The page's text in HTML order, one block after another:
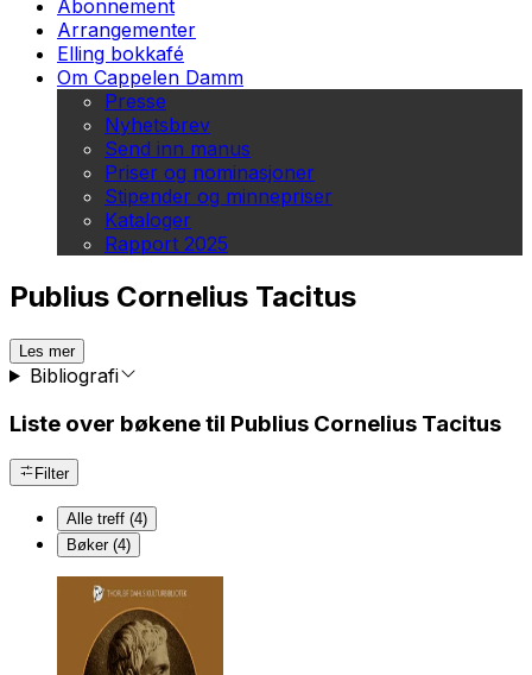
Abonnement
Arrangementer
Elling bokkafé
Om Cappelen Damm
Presse
Nyhetsbrev
Send inn manus
Priser og nominasjoner
Stipender og minnepriser
Kataloger
Rapport 2025
Publius Cornelius Tacitus
Les mer
Bibliografi
Liste over bøkene til Publius Cornelius Tacitus
Filter
Alle treff (4)
Bøker (4)